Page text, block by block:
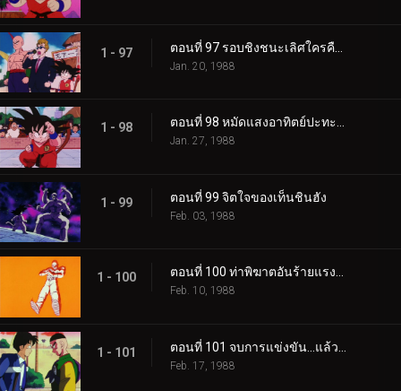
1 - 97
Jan. 20, 1988
1 - 98 ตอนที่ 98 หมัดแสงอาทิตย์ปะทะพลังขั้นต่อสู้
Jan. 27, 1988
1 - 99 ตอนที่ 99 จิตใจของเท็นชินฮัง
Feb. 03, 1988
1 - 100 ตอนที่ 100 ท่าพิฆาตอันร้ายแรงที่สุด
Feb. 10, 1988
1 - 101
Feb. 17, 1988